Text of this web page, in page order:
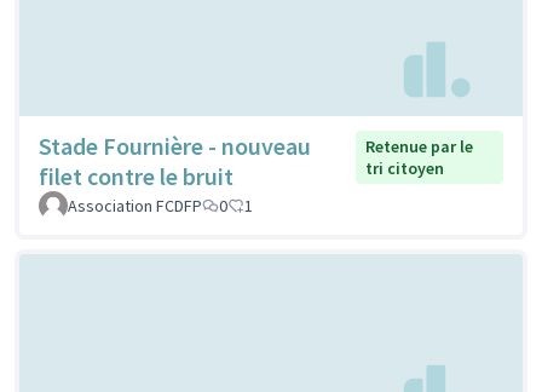
Stade Fournière - nouveau
filet contre le bruit
Retenue par le
tri citoyen
Association FCDFP
0 1